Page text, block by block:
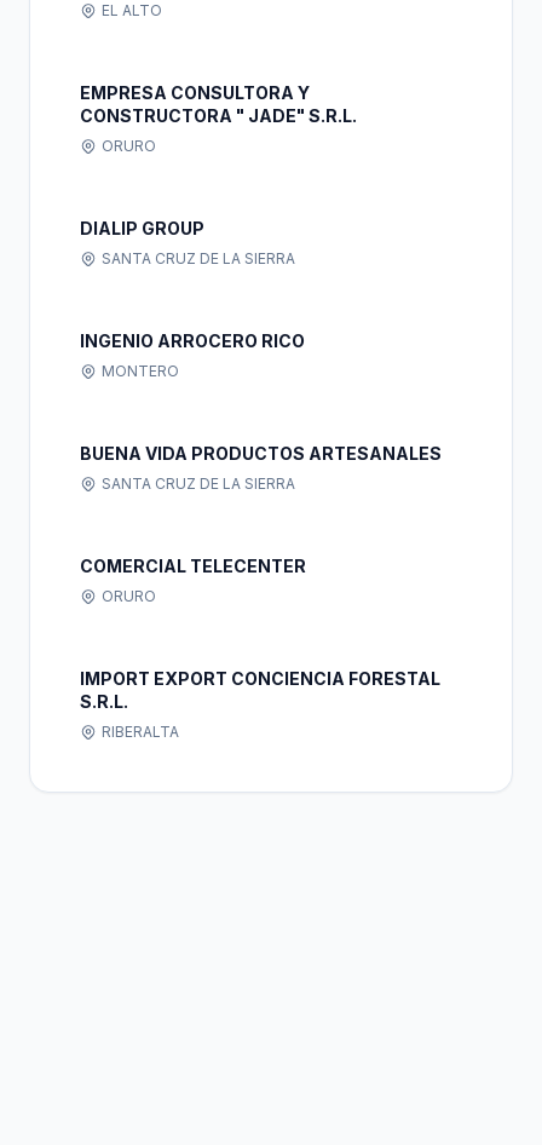
EL ALTO
EMPRESA CONSULTORA Y
CONSTRUCTORA " JADE" S.R.L.
ORURO
DIALIP GROUP
SANTA CRUZ DE LA SIERRA
INGENIO ARROCERO RICO
MONTERO
BUENA VIDA PRODUCTOS ARTESANALES
SANTA CRUZ DE LA SIERRA
COMERCIAL TELECENTER
ORURO
IMPORT EXPORT CONCIENCIA FORESTAL
S.R.L.
RIBERALTA